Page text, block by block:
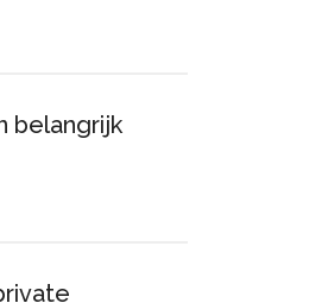
belangrijk